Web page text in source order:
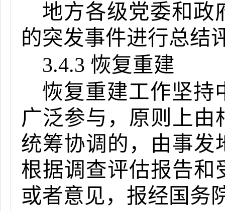
地方各级党委和政
的突发事件进行总结
3.4.3 恢复重建
恢复重建工作坚持
广泛参与，原则上
统筹协调的，由事发
根据调查评估报告和
或者意见，报经国务